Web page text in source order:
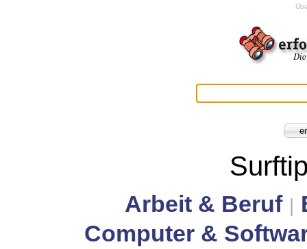
Arbeit & Beruf
Computer &